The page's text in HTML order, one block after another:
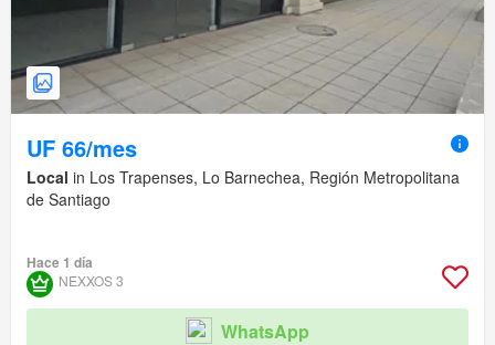
UF 66/mes
Local in Los Trapenses, Lo Barnechea, Región Metropolitana
de Santiago
Hace 1 día
NEXXOS 3
WhatsApp